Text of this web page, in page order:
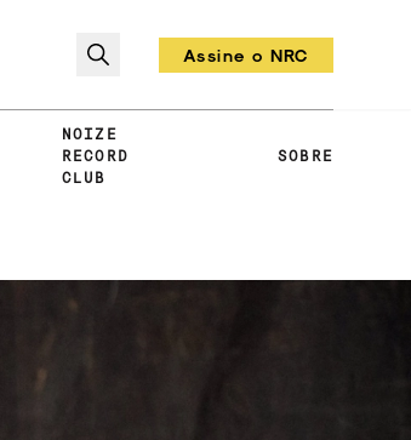
Assine o NRC
NOIZE
RECORD
CLUB
SOBRE